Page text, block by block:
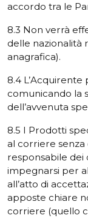
accordo tra le
8.3 Non verrà
delle nazionalità
anagrafica).
8.4
comunicando la
dell’avvenuta
8.5 I Prodotti
al corriere senza
responsabile dei
impegnarsi per
all’atto di
apposte chiare
corriere (quello